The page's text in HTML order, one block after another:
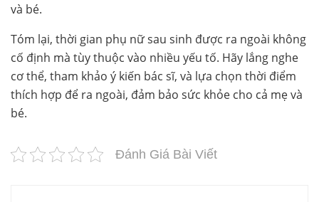
và bé.
Tóm lại, thời gian phụ nữ sau sinh được ra ngoài không
cố định mà tùy thuộc vào nhiều yếu tố. Hãy lắng nghe
cơ thể, tham khảo ý kiến bác sĩ, và lựa chọn thời điểm
thích hợp để ra ngoài, đảm bảo sức khỏe cho cả mẹ và
bé.
Đánh Giá Bài Viết